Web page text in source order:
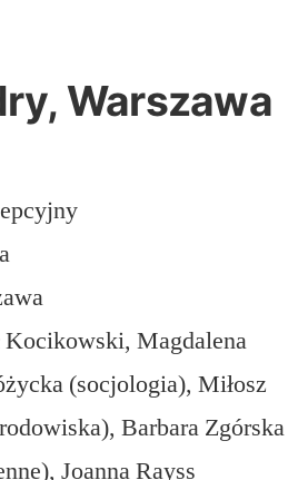
Warszawa
Kocikowski, Magdalena
(socjologia), Miłosz
Barbara Zgórska
Joanna Rayss